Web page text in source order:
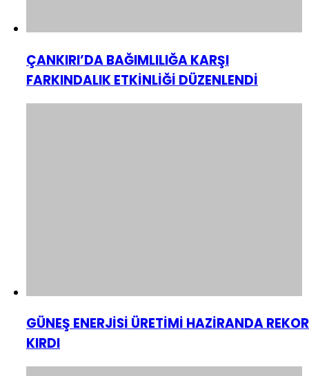
ÇANKIRI’DA BAĞIMLILIĞA KARŞI
FARKINDALIK ETKİNLİĞİ DÜZENLENDİ
GÜNEŞ ENERJİSİ ÜRETİMİ HAZİRANDA REKOR
KIRDI